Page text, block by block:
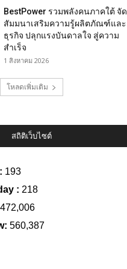
BestPower รวมพลังคนภาคใต้ จัด
สัมมนาเสริมความรู้ผลิตภัณฑ์และ
ธุรกิจ ปลุกแรงบันดาลใจ สู่ความ
สำเร็จ
1 สิงหาคม 2026
โหลดเพิ่มเติม
สถิติเว็บไซต์
193
: 218
472,006
560,387